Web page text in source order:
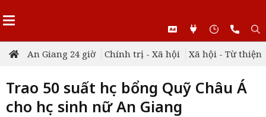
An Giang 24 giờ Chính trị - Xã hội Xã hội - Từ thiện
Trao 50 suất học bổng Quỹ Châu Á
cho học sinh nữ An Giang